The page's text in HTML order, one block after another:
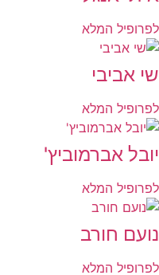
לפרופיל המלא
שי אביבי
לפרופיל המלא
יובל אברמוביץ'
לפרופיל המלא
נועם חורב
לפרופיל המלא